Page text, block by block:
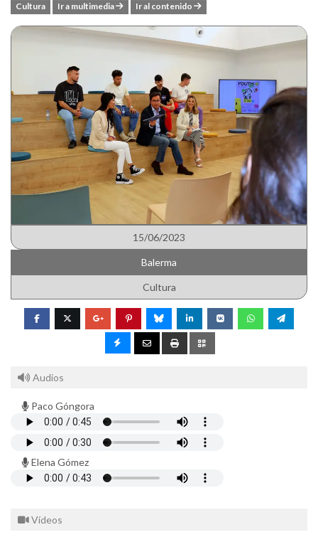
Cultura Ir a multimedia Ir al contenido
15/06/2023
Balerma
Cultura
Audios
Paco Góngora
Elena Gómez
Vídeos